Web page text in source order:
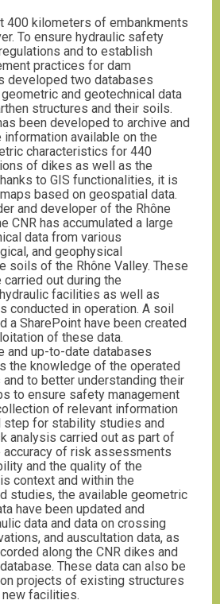
400 kilometers of embankments
To ensure hydraulic safety
and to establish
practices for dam
developed two databases
and geotechnical data
structures and their soils.
been developed to archive and
available on the
characteristics for 440
of dikes as well as the
to GIS functionalities, it is
based on geospatial data.
and developer of the Rhône
CNR has accumulated a large
data from various
and geophysical
soils of the Rhône Valley. These
out during the
facilities as well as
conducted in operation. A soil
a SharePoint have been created
of these data.
and up-to-date databases
the knowledge of the operated
to better understanding their
to ensure safety management
of relevant information
step for stability studies and
analysis carried out as part of
accuracy of risk assessments
and the quality of the
context and within the
studies, the available geometric
have been updated and
data and data on crossing
and auscultation data, as
along the CNR dikes and
These data can also be
projects of existing structures
facilities.